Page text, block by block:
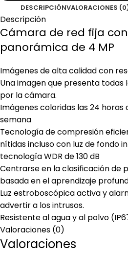
DESCRIPCIÓNVALORACIONES
Descripción
Cámara de red fija
panorámica de 4 MP
Imágenes de alta calidad con
Una imagen que presenta todas
por la cámara.
Imágenes coloridas las 24 horas
semana
Tecnología de compresión
nítidas incluso con luz de fondo
tecnología WDR de 130 dB
Centrarse en la clasificación de
basada en el aprendizaje
Luz estroboscópica activa y
advertir a los intrusos.
Resistente al agua y al polvo
Valoraciones (0)
Valoraciones